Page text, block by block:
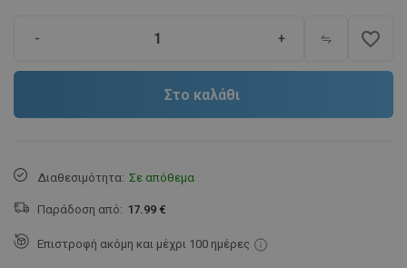
- + favorite_border
Στο καλάθι
Διαθεσιμότητα: Σε απόθεμα
Παράδοση από: 17.99 €
Επιστροφή ακόμη και μέχρι 100 ημέρες